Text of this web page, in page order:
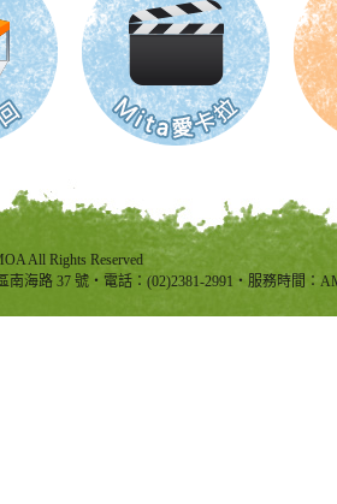
All Rights Reserved
南海路 37 號‧電話：(02)2381-2991‧服務時間：